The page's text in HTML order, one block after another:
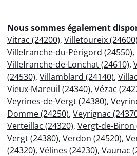
Nous sommes également
Vitrac (24200), Villetoureix (24600)
Villefranche-du-Périgord (24550),
Villefranche-de-Lonchat (24610),
(24530), Villamblard (24140),
Vieux-Mareuil (24340), Vézac
Veyrines-de-Vergt (24380),
Domme (24250), Veyrignac
Verteillac (24320), Vergt-de-Biron
Vergt (24380), Verdon (24520),
(24320), Vélines (24230), Vaunac